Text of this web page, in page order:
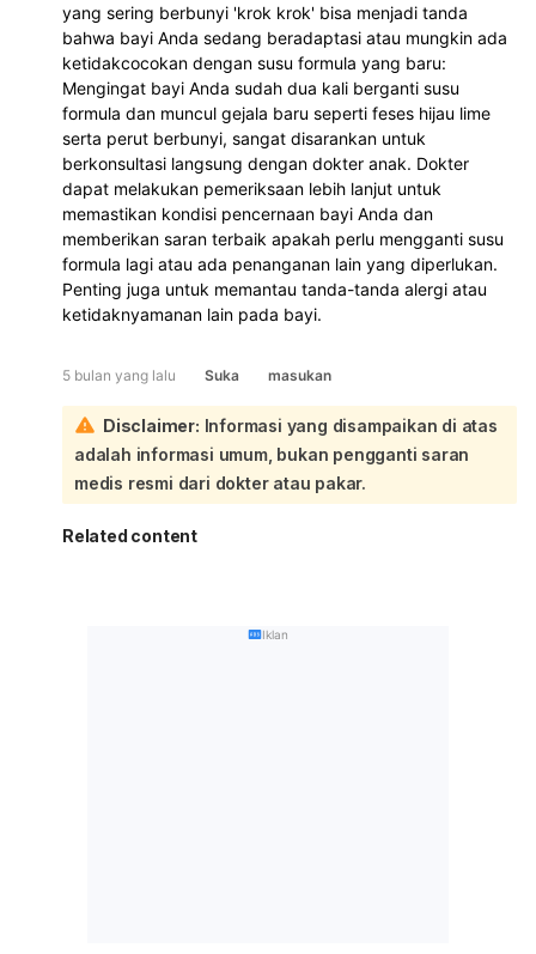
yang sering berbunyi 'krok krok' bisa menjadi tanda
bahwa bayi Anda sedang beradaptasi atau mungkin ada
ketidakcocokan dengan susu formula yang baru:
Mengingat bayi Anda sudah dua kali berganti susu
formula dan muncul gejala baru seperti feses hijau lime
serta perut berbunyi, sangat disarankan untuk
berkonsultasi langsung dengan dokter anak. Dokter
dapat melakukan pemeriksaan lebih lanjut untuk
memastikan kondisi pencernaan bayi Anda dan
memberikan saran terbaik apakah perlu mengganti susu
formula lagi atau ada penanganan lain yang diperlukan.
Penting juga untuk memantau tanda-tanda alergi atau
ketidaknyamanan lain pada bayi.
5 bulan yang lalu Suka masukan
Disclaimer: Informasi yang disampaikan di atas
adalah informasi umum, bukan pengganti saran
medis resmi dari dokter atau pakar.
Related content
Iklan